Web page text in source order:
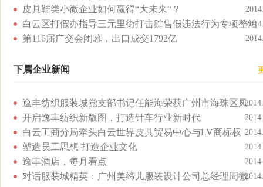
皮具鞋类小微企业如何赢得“大未来“？
白云区打假办指导三元里街打击贮售假违法行为专项整治
第116届广交会闭幕，出口成交1792亿
下属企业新闻
逸丰纺织服装城党支部书记任能海荣获广州市海珠区凤
开启逸丰纺织新版图，打造针车行业新时代
白云工商分局牵头白云世界皮具贸易中心与LV商标权
塑造员工思想 打造企业文化
逸丰酒店，每月看点
对话服装城精英：广州美缔儿服装设计公司总经理周微